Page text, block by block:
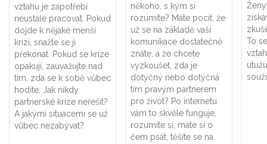
vztahu je zapotřebí
neustále pracovat. Pokud
dojde k nějaké menší
krizi, snažte se ji
překonat. Pokud se krize
opakují, zauvažujte nad
tím, zda se k sobě vůbec
hodíte. Jak nikdy
partnerské krize neřešit?
A jakými situacemi se už
vůbec nezabývat?
někoho, s kým si
rozumíte? Máte pocit, že
už se na základě vaší
komunikace dostatečně
znáte, a že chcete
vyzkoušet, zda je
dotyčný nebo dotyčná
tím pravým partnerem
pro život? Po internetu
vám to skvěle funguje,
rozumíte si, máte si o
čem psát, těšíte se na
To